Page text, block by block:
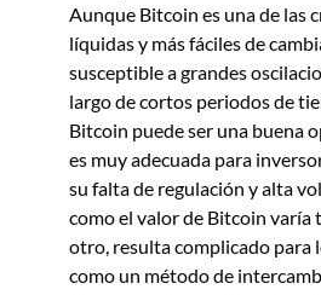
Aunque Bitcoin es una de las
líquidas y más fáciles de
susceptible a grandes
largo de cortos periodos de
Bitcoin puede ser una buena
es muy adecuada para
su falta de regulación y alta
como el valor de Bitcoin varía
otro, resulta complicado para
como un método de